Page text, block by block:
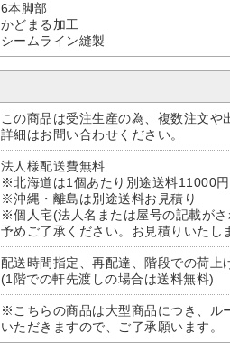
6本脚部
かどまる加工
シームライン縫製
この商品は受注生産の為、複数注文
詳細はお問い合わせください。
法人様配送費無料
※北海道は1個あたり別途送料11000
※沖縄・離島は別途送料お見積り
※個人宅(法人名または屋号の記載が
予めご了承ください。お見積りいたし
配送時間指定、再配達、階段での荷上
(1階での軒先渡しの場合は送料無料)
※こちらの商品は大型商品につき、ル
いただきますので、ご了承願います。